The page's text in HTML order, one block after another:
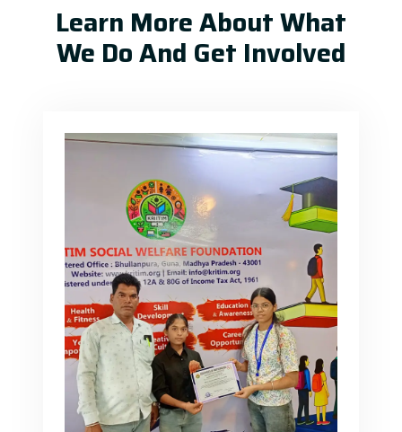
Learn More About What
We Do And Get Involved